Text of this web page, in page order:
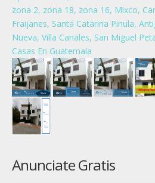
Anunciate Gratis